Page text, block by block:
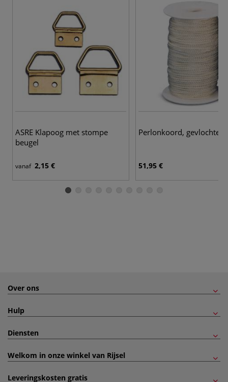
ASRE Klapoog met stompe
beugel
vanaf 2,15 €
Perlonkoord, gevlochten
51,95 €
Over ons
Hulp
Diensten
Welkom in onze winkel van Rijsel
Leveringskosten gratis